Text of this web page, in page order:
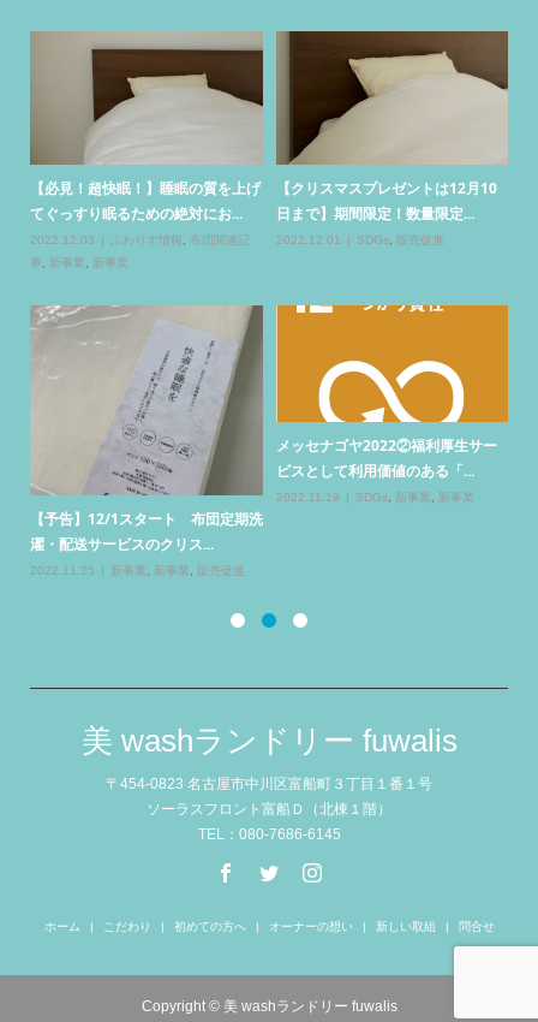
メッセナゴヤ2022①思い出のポー
トメッセなごやへ！
メッセージは「ゆっくり」…11月1
日オープンのジブリパークは...
2022.10.30 日常の風景
【お客様からの質問３】以前、他の
2022.10.23 新事業 日常の風景
新型コロナウイルス感染拡大が続く
中で、感染防止対策としてまず...
美 washランドリー fuwalis
〒454-0823 名古屋市中川区富船町３丁目１番１号
ソーラスフロント富船Ｄ（北棟１階）
TEL：080-7686-6145
ホーム こだわり 初めての方へ オーナーの想い 新しい取組 問合せ
Copyright © 美 washランドリー fuwalis